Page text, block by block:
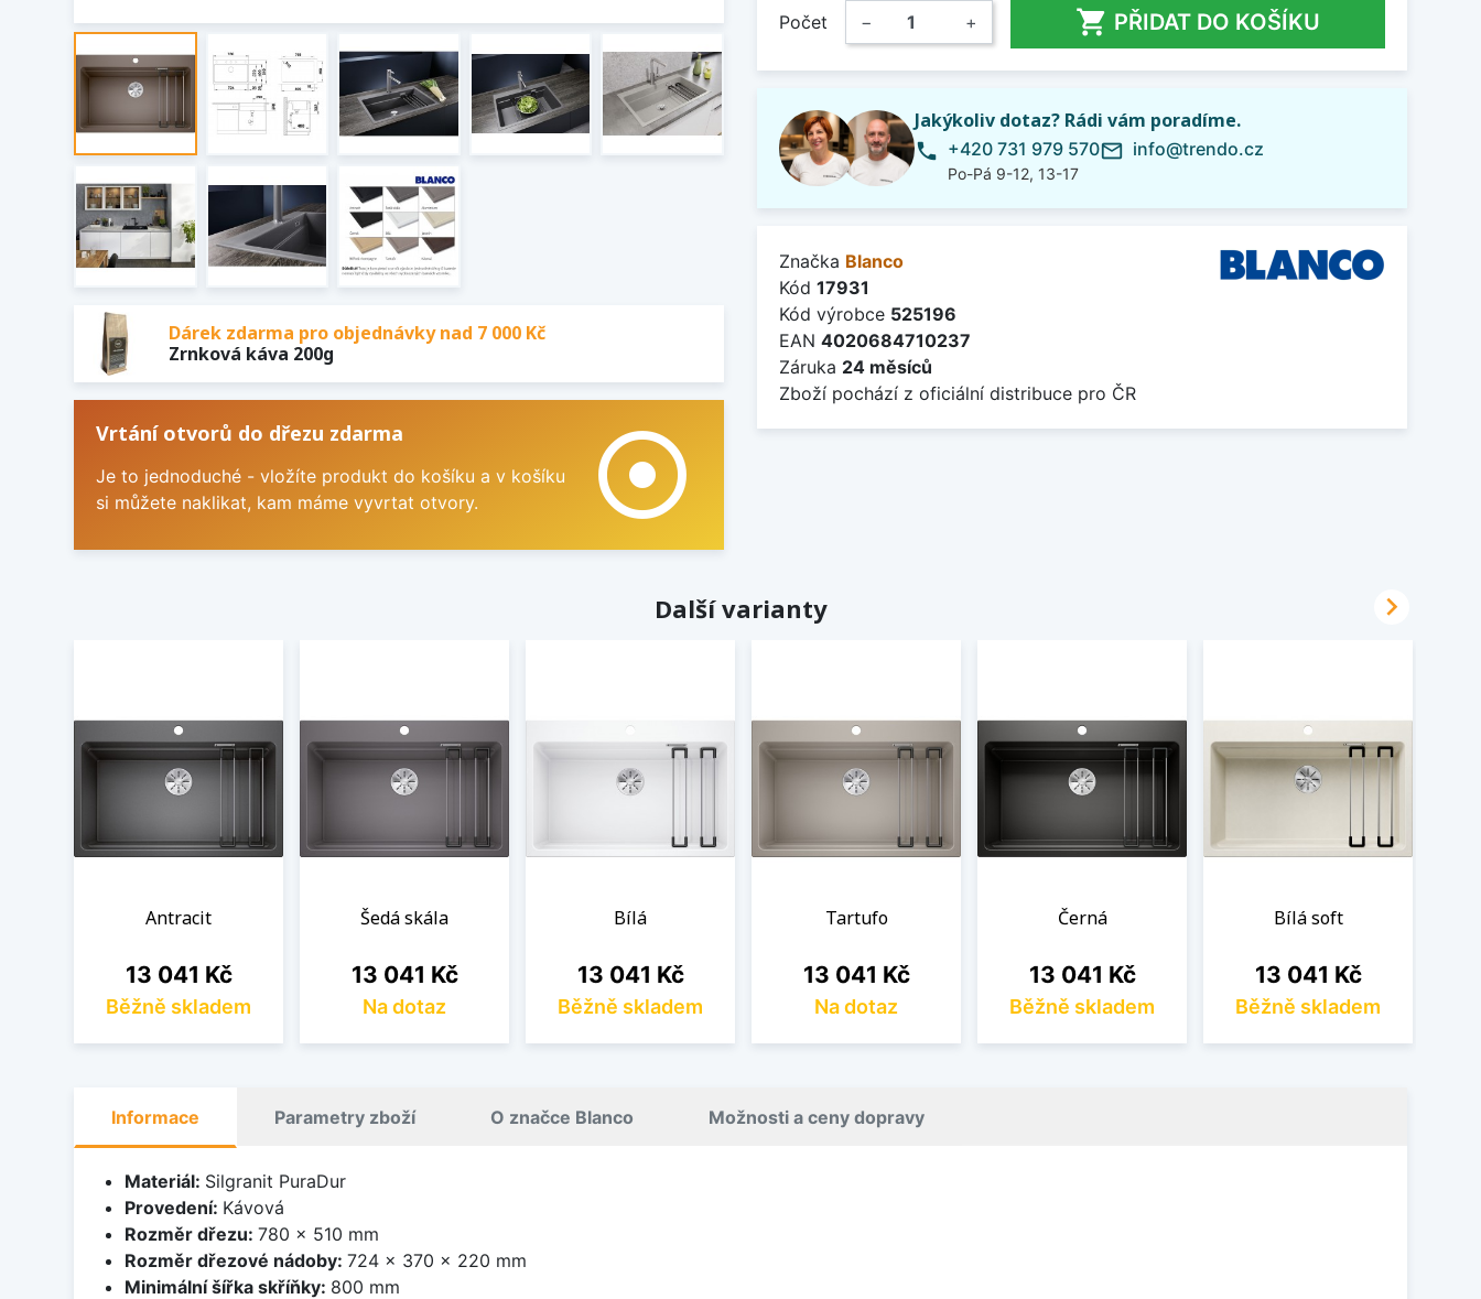
Dárek zdarma pro objednávky nad 7 000 Kč
Zrnková káva 200g
Vrtání otvorů do dřezu zdarma
Je to jednoduché - vložíte produkt do košíku a v košíku
si můžete naklikat, kam máme vyvrtat otvory.
adjust
Počet − +  PŘIDAT DO KOŠÍKU
Jakýkoliv dotaz? Rádi vám poradíme.
phone +420 731 979 570
Po-Pá 9-12, 13-17
mail_outline info@trendo.cz
Značka Blanco
Kód 17931
Kód výrobce 525196
EAN 4020684710237
Záruka 24 měsíců
Zboží pochází z oficiální distribuce pro ČR
Další varianty
Antracit
Cena
13 041 Kč
Běžně skladem
Šedá skála
Cena
13 041 Kč
Na dotaz
Bílá
Cena
13 041 Kč
Běžně skladem
Tartufo
Cena
13 041 Kč
Na dotaz
Černá
Cena
13 041 Kč
Běžně skladem
Bílá soft
Cena
13 041 Kč
Běžně skladem

Informace Parametry zboží O značce Blanco Možnosti a ceny dopravy
Materiál: Silgranit PuraDur
Provedení: Kávová
Rozměr dřezu: 780 x 510 mm
Rozměr dřezové nádoby: 724 x 370 x 220 mm
Minimální šířka skříňky: 800 mm